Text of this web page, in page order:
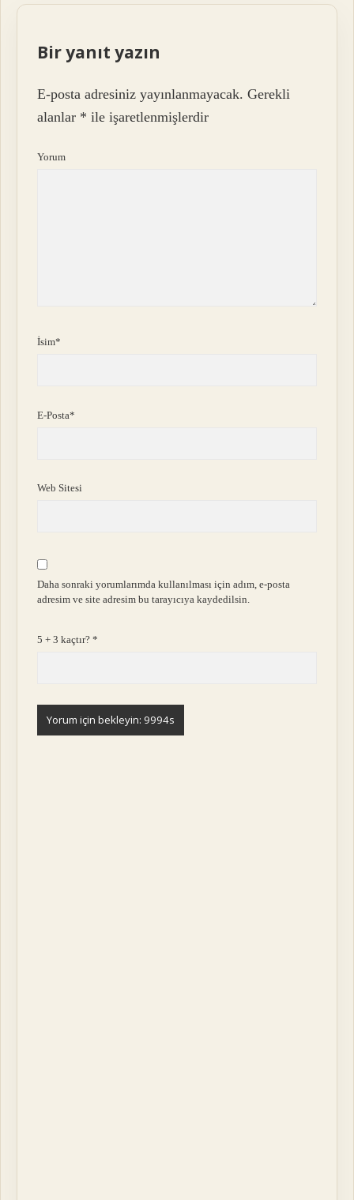
Bir yanıt yazın
E-posta adresiniz yayınlanmayacak. Gerekli
alanlar * ile işaretlenmişlerdir
Yorum
İsim*
E-Posta*
Web Sitesi
Daha sonraki yorumlarımda kullanılması için adım, e-posta
adresim ve site adresim bu tarayıcıya kaydedilsin.
5 + 3 kaçtır?*